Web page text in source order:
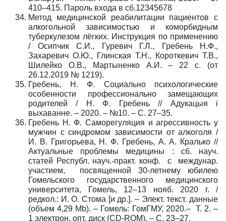
410–415. Пароль входа в сб.12345678
Метод медицинской реабилитации пациентов с
алкогольной зависимостью и коморбидным
туберкулезом лёгких. Инструкция по применению
/ Осипчик С.И., Гуревич Г.Л., Гребень Н.Ф.,
Захаревич О.Ю., Глинская Т.Н., Короткевич Т.В.,
Шилейко О.В., Мартыненко А.И. – 22 с. (от
26.12.2019 № 1219).
Гребень, Н. Ф. Социально психологические
особенности профессионально замещающих
родителей / Н. Ф. Гребень // Адукацыя і
выхаванне. – 2020. – №10. – С. 27–35.
Гребень Н. Ф. Саморегуляция и агрессивность у
мужчин с синдромом зависимости от алкоголя /
И. В. Григорьева, Н. Ф. Гребень, А. А. Кралько //
Актуальные проблемы медицины : сб. науч.
статей Республ. науч.-практ. конф. с междунар.
участием, посвященной 30-летнему юбилею
Гомельского государственного медицинского
университета, Гомель, 12–13 нояб. 2020 г. /
редкол.: И. О. Стома [и др.]. – Элект. текст. данные
(объем 4,29 Mb). – Гомель: ГомГМУ, 2020.– Т. 2. –
1 электрон. опт. диск (CD-ROM). – С. 23–27.